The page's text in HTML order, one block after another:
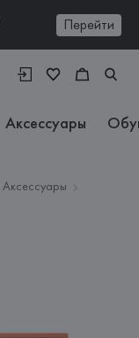
Перейти
Аксессуары
Аксессуары